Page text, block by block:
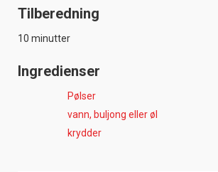
Tilberedning
10 minutter
Ingredienser
Pølser
vann, buljong eller øl
krydder